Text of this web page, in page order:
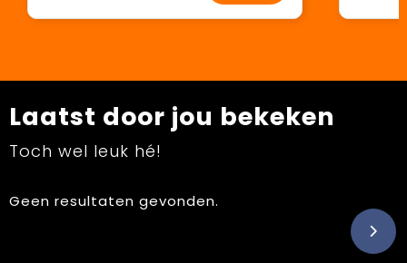
Laatst door jou bekeken
Toch wel leuk hé!
Geen resultaten gevonden.